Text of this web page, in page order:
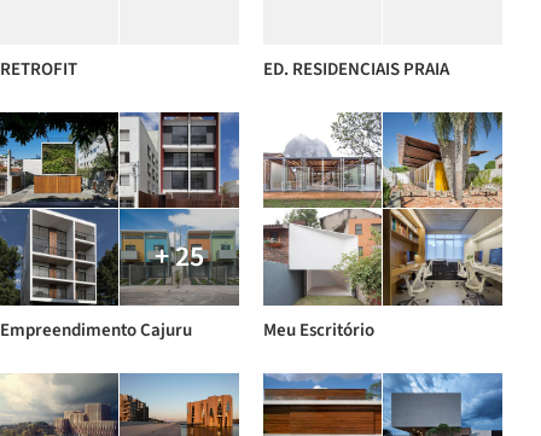
RETROFIT ED. RESIDENCIAIS PRAIA
+ 25
Empreendimento Cajuru Meu Escritório